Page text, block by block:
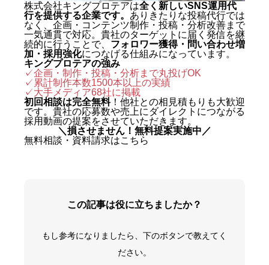
株式会社キングプロテアは全く新しいSNS運用代
行を提供する企業です。 ありきたりな投稿代行では
なく、企画・コンテンツ制作・投稿・分析改善まで
一気通貫で対応。貴社のターゲットに届く発信を継
続的に行うことで、 フォロワー獲得・問い合わせ増
加・採用強化につなげる仕組みになっています。
キングプロテアの強み
✓企画・制作・投稿・分析まで丸投げOK
✓累計制作本数1500本以上の実績
✓大手メディア68社に掲載
初回相談は完全無料！他社との相見積もりも大歓迎
です。貴社の応募数や売上にダイレクトにつながる
採用動画の提案をさせていただきます。
＼損させません！無料提案実施中／
無料相談・資料請求はこちら
この記事は役に立ちましたか？
もし参考になりましたら、下のボタンで教えてく
ださい。